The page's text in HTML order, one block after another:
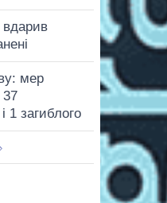
вдарив
мер
37
1 загиблого